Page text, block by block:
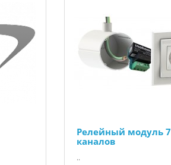
Релейный модуль 7
каналов
..